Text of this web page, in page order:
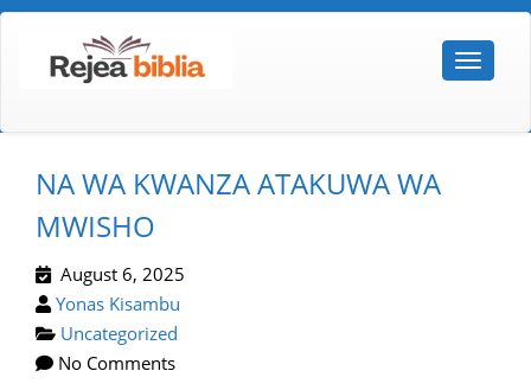
NA WA KWANZA ATAKUWA WA
MWISHO
August 6, 2025
Yonas Kisambu
Uncategorized
No Comments